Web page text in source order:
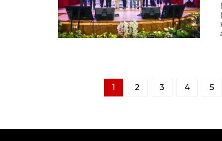
1 2 3 4 5